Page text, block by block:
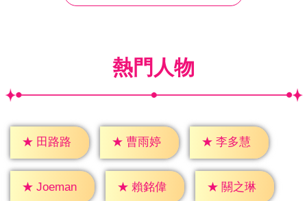
熱門人物
★ 田路路 ★ 曹雨婷 ★ 李多慧
★ Joeman ★ 賴銘偉 ★ 關之琳